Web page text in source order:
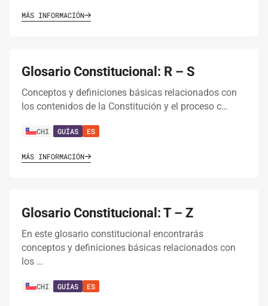
MÁS INFORMACIÓN
Glosario Constitucional: R – S
Conceptos y definiciones básicas relacionados con
los contenidos de la Constitución y el proceso c…
CHI GUÍAS ES
MÁS INFORMACIÓN
Glosario Constitucional: T – Z
En este glosario constitucional encontrarás
conceptos y definiciones básicas relacionados con
los …
CHI GUÍAS ES